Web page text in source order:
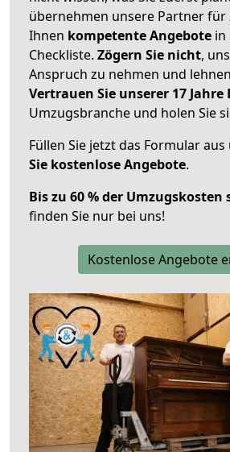
übernehmen unsere Partner für
Ihnen kompetente Angebote in
Checkliste. Zögern Sie nicht,
Anspruch zu nehmen und
Vertrauen Sie unserer 17
Umzugsbranche und holen Sie
Füllen Sie jetzt das Formular aus
Sie kostenlose Angebote.
Bis zu 60 % der Umzugskosten
finden Sie nur bei uns!
Kostenlose Angebote